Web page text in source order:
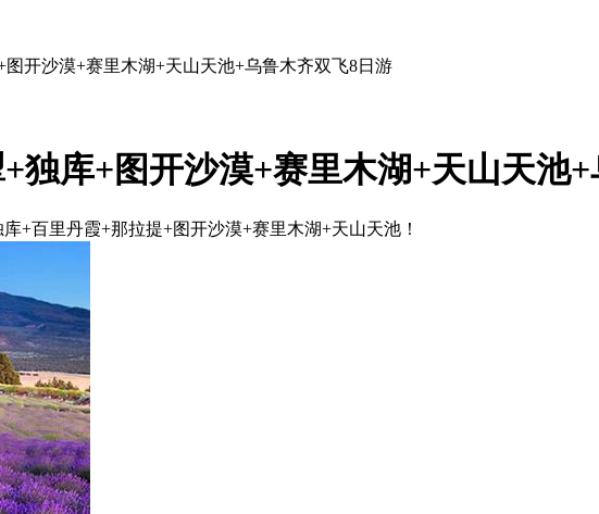
开沙漠+赛里木湖+天山天池+乌鲁木齐双飞8日游
独库+图开沙漠+赛里木湖+天山天池
+百里丹霞+那拉提+图开沙漠+赛里木湖+天山天池！